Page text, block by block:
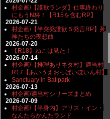
村企画/【誰歓ランダ】仕事終わり
にもうN杯！【R15を含むRP】
2026-07-21
村企画/【半突発誰歓５発言RP】死
神たちの夜想曲
2026-07-20
【R18】ねこは見た！
2026-07-14
村企画/【推理ありネタ村】適当村
R17【あいうえおっぱいぼいん村】
Sanctuary in Ballpark
2026-07-13
村企画/適当村シリーズまとめ
2026-07-09
村企画/【半身内】アリス・イン・
なんたらかんたランド